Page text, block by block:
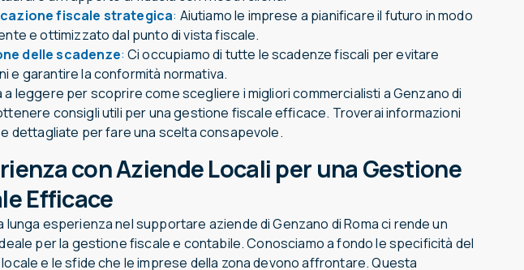
fiscale strategica: Aiutiamo le imprese a pianificare il futuro in modo
e ottimizzato dal punto di vista fiscale.
delle scadenze: Ci occupiamo di tutte le scadenze fiscali per evitare
e garantire la conformità normativa.
a leggere per scoprire come scegliere i migliori commercialisti a Genzano di
consigli utili per una gestione fiscale efficace. Troverai informazioni
dettagliate per fare una scelta consapevole.
con Aziende Locali per una Gestione
Efficace
lunga esperienza nel supportare aziende di Genzano di Roma ci rende un
per la gestione fiscale e contabile. Conosciamo a fondo le specificità del
e le sfide che le imprese della zona devono affrontare. Questa